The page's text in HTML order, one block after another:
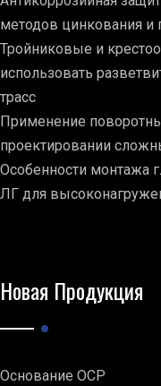
методов цинкования
Тройниковые и
использовать
трасс
Применение
проектировании
Особенности монтажа
ЛГ для
Новая Продукция
Основание ОСР